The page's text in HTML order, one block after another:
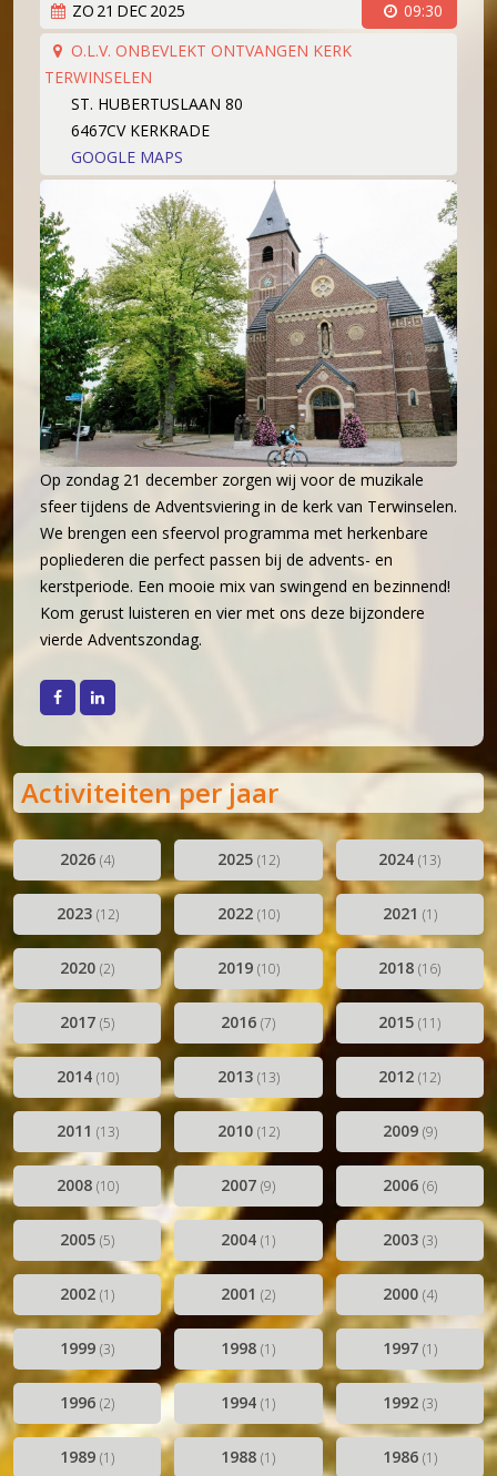
Koorleden
Begeleidingsband
Bestuur
Boekingen
Geschiedenis
Geschiedenis
Hoe het begon (1981)
Een 'echt' koor (1983)
Werken aan kwaliteit (1994)
Wereldlijke optredens (2003)
Thirdwing 25 jaar jong (2006)
Verhuizing (2007)
Dirigentenwisseling en druk jaar (2009-2010)
30 jaar en springlevend (2011-2012)
'Popkoor' Thirdwing (2013)
Dubbele dirigentenwissel (2015-2016)
De concertcommissie (2017-2018)
Musical Sing-Along en Corona (2019-2021)
Stabiliteit (2022-2024)
Sponsorkliks
ZO 21 DEC 2025
09:30
O.L.V. ONBEVLEKT ONTVANGEN KERK
TERWINSELEN
ST. HUBERTUSLAAN 80
6467CV KERKRADE
GOOGLE MAPS
Op zondag 21 december zorgen wij voor de muzikale
sfeer tijdens de Adventsviering in de kerk van Terwinselen.
We brengen een sfeervol programma met herkenbare
popliederen die perfect passen bij de advents- en
kerstperiode. Een mooie mix van swingend en bezinnend!
Kom gerust luisteren en vier met ons deze bijzondere
vierde Adventszondag.
Facebook
Activiteiten per jaar
2026(4) 2025 (12) 2024(13)
2023 (12) 2022 (10) 2021 (1)
2020(2) 2019 (10) 2018(16)
2017(5) 2016(7) 2015(11)
2014 (10) 2013 (13) 2012(12)
2011 (13) 2010 (12) 2009 (9)
2008 (10) 2007(9) 2006 (6)
2005(5) 2004(1) 2003 (3)
2002(1) 2001(2) 2000 (4)
1999(3) 1998(1) 1997 (1)
1996(2) 1994(1) 1992 (3)
1989(1) 1988(1) 1986 (1)